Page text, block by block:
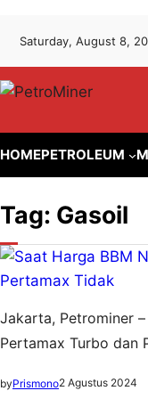
Saturday, August 8,
HOMEPETROLEUM
Tag: Gasoil
Jakarta, Petrominer
Pertamax Turbo dan
Heppy Wulansari,
byPrismono2 Agustus 2024